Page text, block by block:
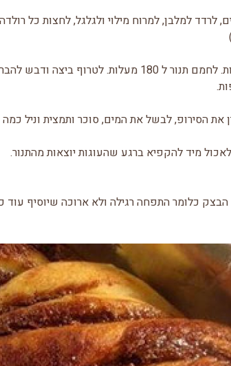
את הבצק ל3 חלקים, לרדד למלבן, למרוח מילוי ולגלגל,
את הסירופ, לבשל את המים, סוכר ותמצית וניל
מיד להקפיא ברגע שהעוגות יוצאות מהתנור.
כלומר התפחה רגילה ולא ארוכה שיוסיף